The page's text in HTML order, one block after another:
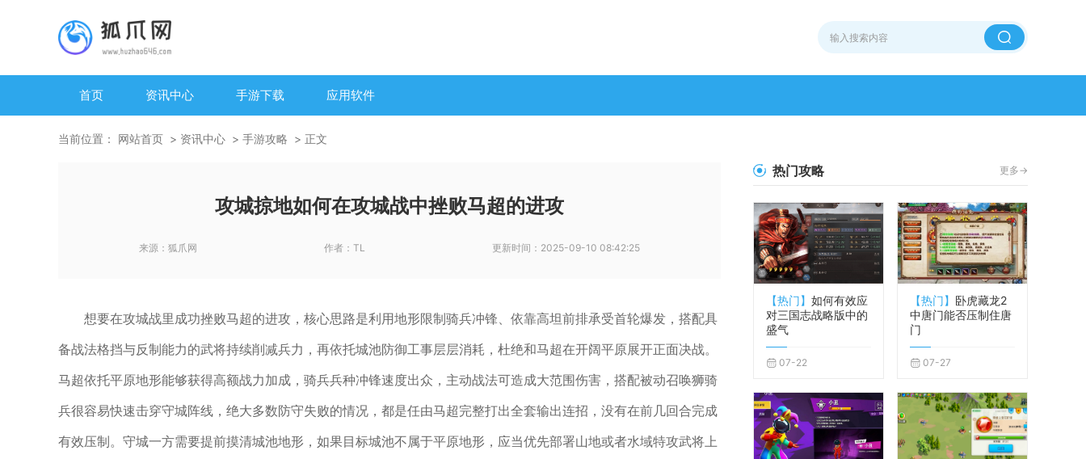
首页 资讯中心 手游下载 应用软件
当前位置： 网站首页 资讯中心 手游攻略 正文
攻城掠地如何在攻城战中挫败马超的进攻
来源： 狐爪网 作者： TL 更新时间： 2025-09-10 08:42:25
想要在攻城战里成功挫败马超的进攻，核心思路是利用地形限制骑兵冲锋、依靠高坦前排承受首轮爆发，搭配具
备战法格挡与反制能力的武将持续削减兵力，再依托城池防御工事层层消耗，杜绝和马超在开阔平原展开正面决战。
马超依托平原地形能够获得高额战力加成，骑兵兵种冲锋速度出众，主动战法可造成大范围伤害，搭配被动召唤狮骑
兵很容易快速击穿守城阵线，绝大多数防守失败的情况，都是任由马超完整打出全套输出连招，没有在前几回合完成
有效压制。守城一方需要提前摸清城池地形，如果目标城池不属于平原地形，应当优先部署山地或者水域特攻武将上
热门攻略 更多->
【热门】 如何有效应
对三国志战略版中的
盛气
07-22
【热门】 卧虎藏龙2
中唐门能否压制住唐
门
07-27